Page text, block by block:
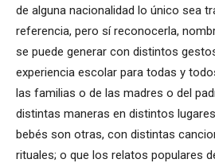
de alguna nacionalidad lo único sea
referencia, pero sí reconocerla,
se puede generar con distintos
experiencia escolar para todas y
las familias o de las madres o del
distintas maneras en distintos
bebés son otras, con distintas
rituales; o que los relatos populares